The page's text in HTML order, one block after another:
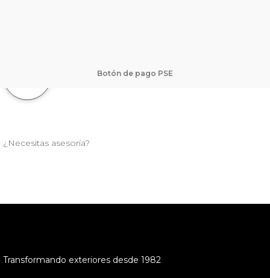
Botón de pago PSE
¿Necesitas asesoría?
Transformando exteriores desde 1982